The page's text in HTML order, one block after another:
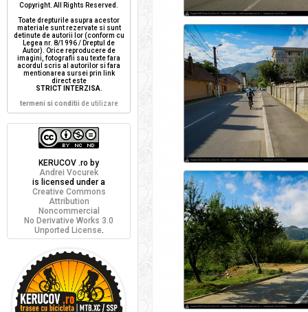
Copyright. All Rights Reserved.
Toate drepturile asupra acestor
materiale sunt rezervate si sunt
detinute de autorii lor (conform cu
Legea nr. 8/1996 / Dreptul de
Autor). Orice reproducere de
imagini, fotografii sau texte fara
acordul scris al autorilor si fara
mentionarea sursei prin link
direct este
STRICT INTERZISA.
termeni si conditii de utilizare
KERUCOV .ro by
Andrei Vocurek
is licensed under a
Creative Commons
Attribution
Noncommercial
No Derivative Works 3.0
Unported License.